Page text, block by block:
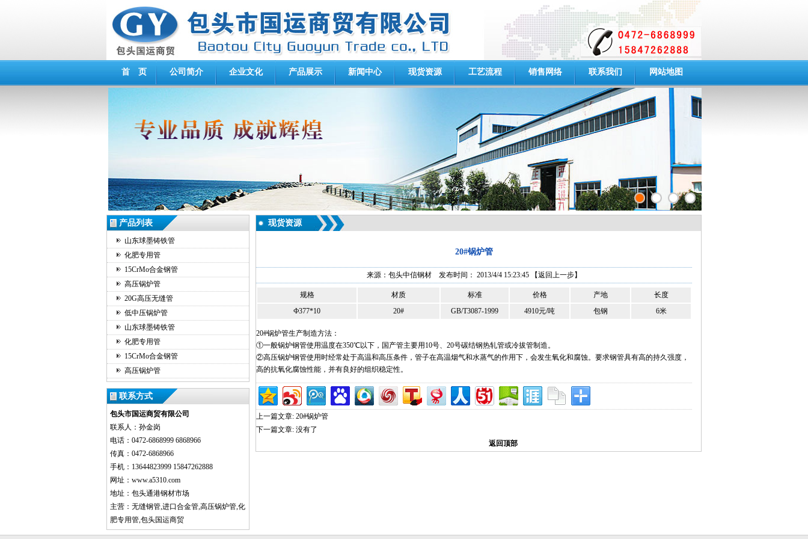
首 页 公司简介 企业文化 产品展示 新闻中心 现货资源 工艺流程 销售网络 联系我们 网站地图
产品列表
山东球墨铸铁管
化肥专用管
15CrMo合金钢管
高压锅炉管
20G高压无缝管
低中压锅炉管
山东球墨铸铁管
化肥专用管
15CrMo合金钢管
高压锅炉管
联系方式
包头市国运商贸有限公司
联系人：孙金岗
电话：0472-6868999 6868966
传真：0472-6868966
手机：13644823999 15847262888
网址：www.a5310.com
地址：包头通港钢材市场
主营：无缝钢管,进口合金管,高压锅炉管,化
肥专用管,包头国运商贸
现货资源
20#锅炉管
来源： 包头中信钢材 发布时间： 2013/4/4 15:23:45 【返回上一步】
规格 材质 标准 价格 产地
长度
Ф377*10
20# GB/T3087-1999 4910元/吨 包钢 6米
20#锅炉管生产制造方法：
①一般锅炉钢管使用温度在350℃以下，国产管主要用10号、20号碳结钢热轧管或冷拔管制造。
②高压锅炉钢管使用时经常处于高温和高压条件，管子在高温烟气和水蒸气的作用下，会发生氧化和腐蚀。要求钢管具有高的持久强度，
高的抗氧化腐蚀性能，并有良好的组织稳定性。
上一篇文章: 20#锅炉管
下一篇文章: 没有了
返回顶部